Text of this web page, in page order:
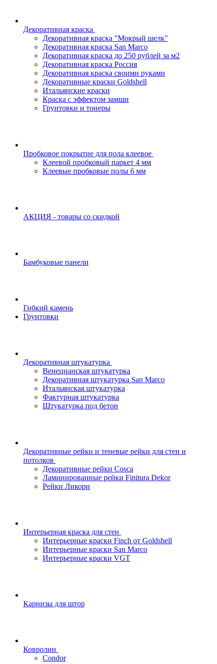
Декоративная краска
Декоративная краска "Мокрый шелк"
Декоративная краска San Marco
Декоративная краска до 250 рублей за м2
Декоративная краска Россия
Декоративная краска своими руками
Декоративные краски Goldshell
Итальянские краски
Краска с эффектом замши
Грунтовки и тонеры
Пробковое покрытие для пола клеевое
Клеевой пробковый паркет 4 мм
Клеевые пробковые полы 6 мм
АКЦИЯ - товары со скидкой
Бамбуковые панели
Гибкий камень
Грунтовки
Декоративная штукатурка
Венецианская штукатурка
Декоративная штукатурка San Marco
Итальянская штукатурка
Фактурная штукатурка
Штукатурка под бетон
Декоративные рейки и теневые рейки для стен и
потолков
Декоративные рейки Cosca
Ламинированные рейки Finitura Dekor
Рейки Ликорн
Интерьерная краска для стен
Интерьерные краски Finch от Goldshell
Интерьерные краски San Marco
Интерьерные краски VGT
Карнизы для штор
Ковролин
Condor